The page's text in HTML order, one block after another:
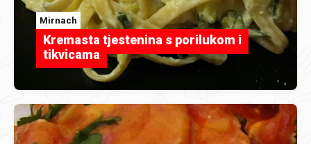
Mirnach
Kremasta tjestenina s porilukom i
tikvicama